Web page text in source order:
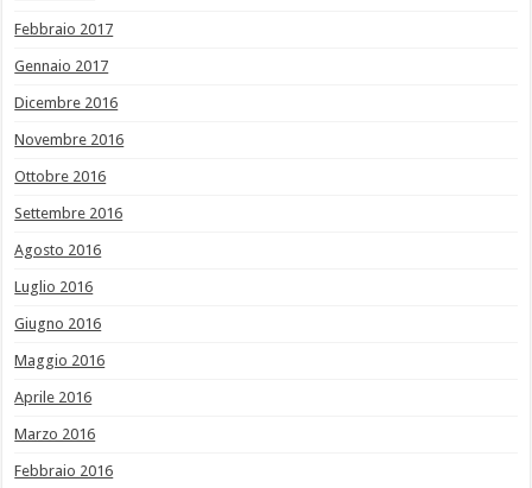
Febbraio 2017
Gennaio 2017
Dicembre 2016
Novembre 2016
Ottobre 2016
Settembre 2016
Agosto 2016
Luglio 2016
Giugno 2016
Maggio 2016
Aprile 2016
Marzo 2016
Febbraio 2016